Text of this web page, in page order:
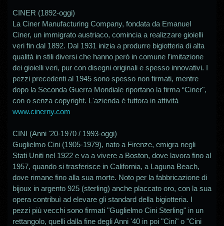
CINER (1892-oggi)
La Ciner Manufacturing Company, fondata da Emanuel
Ciner, un immigrato austriaco, comincia a realizzare gioielli
veri fin dal 1892. Dal 1931 inizia a produrre bigiotteria di alta
qualità in stili diversi che hanno però in comune l’imitazione
dei gioielli veri, pur con disegni originali e spesso innovativi. I
pezzi precedenti al 1945 sono spesso non firmati, mentre
dopo la Seconda Guerra Mondiale riportano la firma “Ciner",
con o senza copyright. L'azienda è tuttora in attività
www.cinerny.com
CINI (Anni '20-1970 / 1993-oggi)
Guglielmo Cini (1905-1979), nato a Firenze, emigra negli
Stati Uniti nel 1922 e va a vivere a Boston, dove lavora fino al
1957, quando si trasferisce in California, a Laguna Beach,
dove rimane fino alla sua morte. Noto per la fabbricazione di
bijoux in argento 925 (sterling) anche placcato oro, con la sua
opera contribuì ad elevare gli standard della bigiotteria. I
pezzi più vecchi sono firmati "Guglielmo Cini Sterling" in un
rettangolo, quelli dalla fine degli Anni '40 in poi "Cini" o "Cini